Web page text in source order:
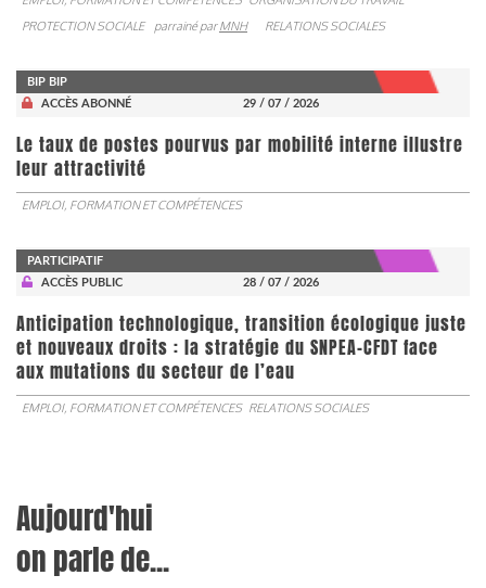
PROTECTION SOCIALE
parrainé parMNH RELATIONS SOCIALES
BIP BIP
ACCÈS ABONNÉ
29 / 07 / 2026
Le taux de postes pourvus par mobilité interne illustre
leur attractivité
EMPLOI, FORMATION ET COMPÉTENCES
PARTICIPATIF
ACCÈS PUBLIC
28 / 07 / 2026
Anticipation technologique, transition écologique juste
et nouveaux droits : la stratégie du SNPEA-CFDT face
aux mutations du secteur de l’eau
EMPLOI, FORMATION ET COMPÉTENCES RELATIONS SOCIALES
Aujourd'hui
on parle de...